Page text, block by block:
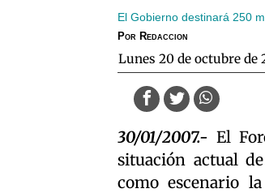
El Gobierno destinará 250
Por Redaccion
lunes 20 de octubre de
30/01/2007.- El
situación actual
como escenario